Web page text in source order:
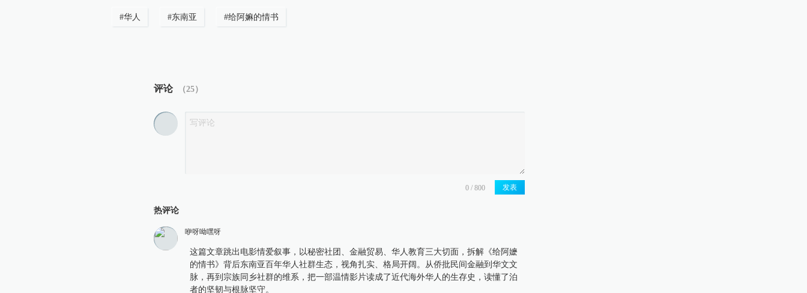
#华人 #东南亚 #给阿嫲的情书
评论 （25）
发表
热评论
咿呀呦嘿呀
这篇文章跳出电影情爱叙事，以秘密社团、金融贸易、华人教育三大切面，拆解《给阿嬷
的情书》背后东南亚百年华人社群生态，视角扎实、格局开阔。从侨批民间金融到华文文
脉，再到宗族同乡社群的维系，把一部温情影片读成了近代海外华人的生存史，读懂了泊
者的坚韧与根脉坚守。